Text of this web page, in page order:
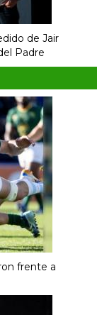
de Jair
Padre
frente a